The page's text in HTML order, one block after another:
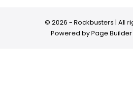
© 2026 - Rockbusters | All
Powered byPage